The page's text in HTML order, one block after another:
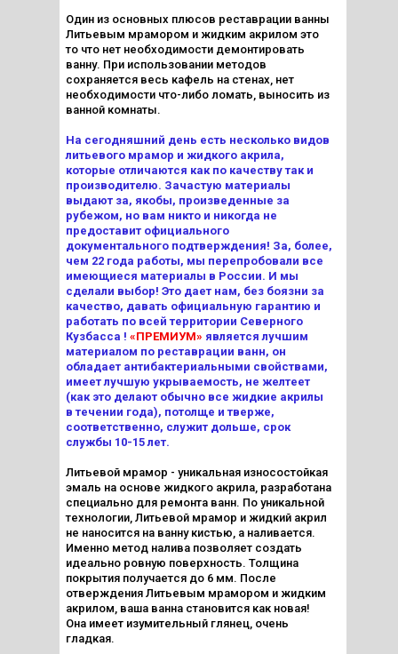
Один из основных плюсов реставрации ванны
Литьевым мрамором и жидким акрилом это
то что нет необходимости демонтировать
ванну. При использовании методов
сохраняется весь кафель на стенах, нет
необходимости что-либо ломать, выносить из
ванной комнаты.
На сегодняшний день есть несколько видов
литьевого мрамор и жидкого акрила,
которые отличаются как по качеству так и
производителю. Зачастую материалы
выдают за, якобы, произведенные за
рубежом, но вам никто и никогда не
предоставит официального
документального подтверждения! За, более,
чем 22 года работы, мы перепробовали все
имеющиеся материалы в России. И мы
сделали выбор! Это дает нам, без боязни за
качество, давать официальную гарантию и
работать по всей территории Северного
Кузбасса ! «ПРЕМИУМ» является лучшим
материалом по реставрации ванн, он
обладает антибактериальными свойствами,
имеет лучшую укрываемость, не желтеет
(как это делают обычно все жидкие акрилы
в течении года), потолще и тверже,
соответственно, служит дольше, срок
службы 10-15 лет.
Литьевой мрамор - уникальная износостойкая
эмаль на основе жидкого акрила, разработана
специально для ремонта ванн. По уникальной
технологии, Литьевой мрамор и жидкий акрил
не наносится на ванну кистью, а наливается.
Именно метод налива позволяет создать
идеально ровную поверхность. Толщина
покрытия получается до 6 мм. После
отверждения Литьевым мрамором и жидким
акрилом, ваша ванна становится как новая!
Она имеет изумительный глянец, очень
гладкая.